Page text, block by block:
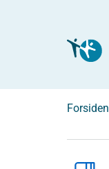
Forsiden